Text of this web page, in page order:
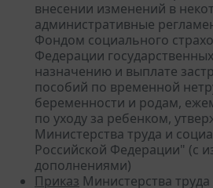
внесении изменений в
административные
Фондом социального
Федерации
назначению и выплате
пособий по временной
беременности и родам,
по уходу за ребенком,
Министерства труда и
Российской Федерации" (с
дополнениями)
Приказ Министерства